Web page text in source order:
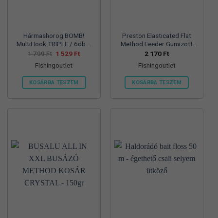
Hármashorog BOMB!
MultiHook TRIPLE / 6db –
#4
1 799Ft Original
was:
799 Ft.
1 529 FtCurrent
529 Ft.
Fishingoutlet
KOSÁRBA TESZEM
Preston Elasticated Flat
Method Feeder Gumizott
Etetőkosár Large 60GR
2 170 Ft
Fishingoutlet
KOSÁRBA TESZEM